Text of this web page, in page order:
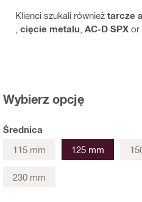
Klienci szukali również tarcze
cięcie metalu AC-D SPX or
Wybierz opcję
Średnica
115 mm
125 mm
230 mm